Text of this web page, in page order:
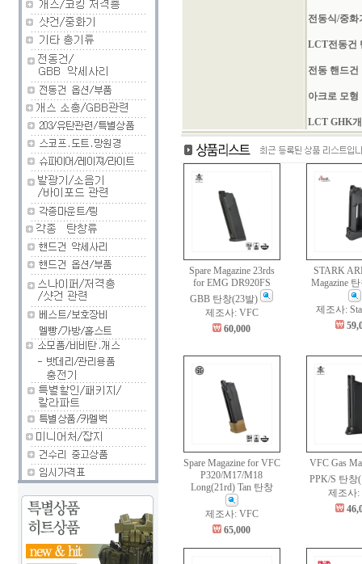
전동식/중화
LCT전동건
전동 핸드건
아크로 모형
LCT GHK
Spare Magazine 23rds
for EMG DR920FS
GBB 탄창(23발)
제조사: VFC
60,000
STARK
Magazine
제조사:
Spare Magazine for VFC
P320/M17/M18
Long(21rd) Tan 탄창
제조사: VFC
65,000
VFC Gas
PPK/S 탄창
제조사: